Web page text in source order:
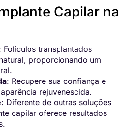
Capilar na
: Folículos transplantados
proporcionando um
: Recupere sua confiança e
rejuvenescida.
: Diferente de outras soluções
capilar oferece resultados